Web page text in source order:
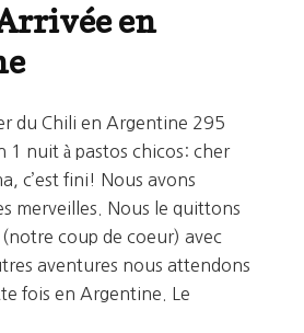
en
du Chili en Argentine 295
1 nuit à pastos chicos: cher
c’est fini! Nous avons
merveilles. Nous le quittons
coup de coeur) avec
aventures nous attendons
fois en Argentine. Le